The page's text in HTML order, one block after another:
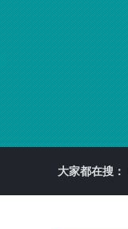
大家都在搜：